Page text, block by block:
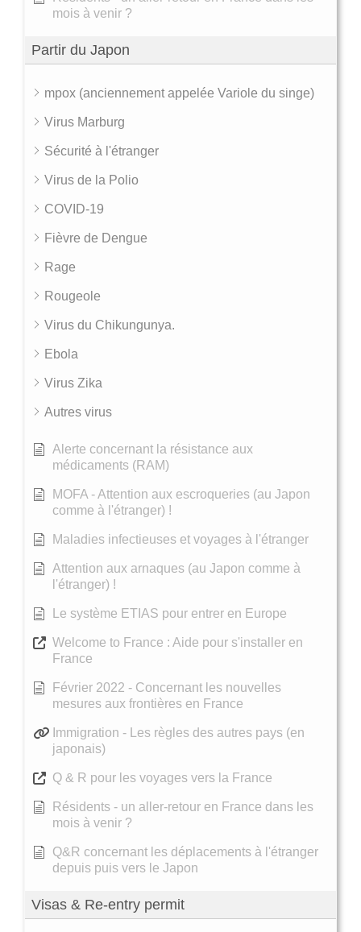
mois à venir ?
Partir du Japon
mpox (anciennement appelée Variole du singe)
Virus Marburg
Sécurité à l'étranger
Virus de la Polio
COVID-19
Fièvre de Dengue
Rage
Rougeole
Virus du Chikungunya.
Ebola
Virus Zika
Autres virus
Alerte concernant la résistance aux
médicaments (RAM)
MOFA - Attention aux escroqueries (au Japon
comme à l'étranger) !
Maladies infectieuses et voyages à l'étranger
Attention aux arnaques (au Japon comme à
l'étranger) !
Le système ETIAS pour entrer en Europe
Welcome to France : Aide pour s'installer en
France
Février 2022 - Concernant les nouvelles
mesures aux frontières en France
Immigration - Les règles des autres pays (en
japonais)
Q & R pour les voyages vers la France
Résidents - un aller-retour en France dans les
mois à venir ?
Q&R concernant les déplacements à l'étranger
depuis puis vers le Japon
Visas & Re-entry permit